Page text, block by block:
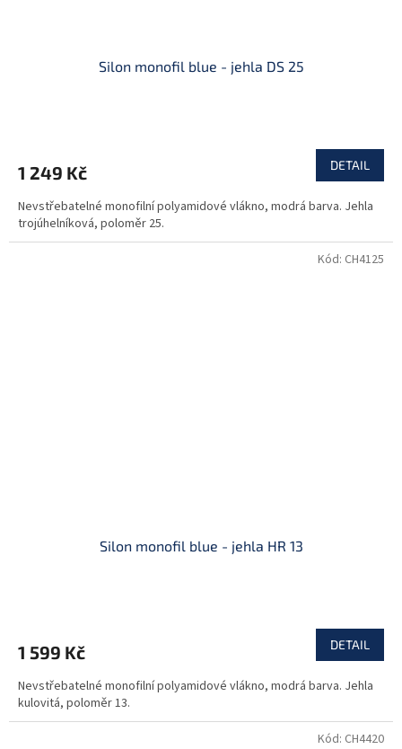
Silon monofil blue - jehla DS 25
1 249 Kč DETAIL
Nevstřebatelné monofilní polyamidové vlákno, modrá barva. Jehla
trojúhelníková, poloměr 25.
Silon monofil blue - jehla HR 13
1 599 Kč DETAIL
Nevstřebatelné monofilní polyamidové vlákno, modrá barva. Jehla
kulovitá, poloměr 13.
Kód: CH4125
Kód: CH4420